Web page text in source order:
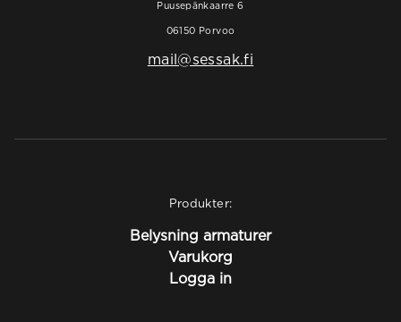
Puusepänkaarre 6
06150 Porvoo
mail@sessak.fi
Produkter:
Belysning armaturer
Varukorg
Logga in